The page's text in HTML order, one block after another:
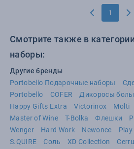
1
Смотрите также в
наборы:
Другие бренды
Portobello Подарочные наборы
Portobello
COFER
Дикоросы
Happy Gifts Extra
Victorinox Molti
Master of Wine
T-Bolka Флешки
Wenger
Hard Work Newonce Play
S.QUIRE
Соль XD Collection